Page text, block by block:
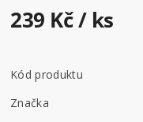
239 Kč/ ks
Kód produktu
Značka